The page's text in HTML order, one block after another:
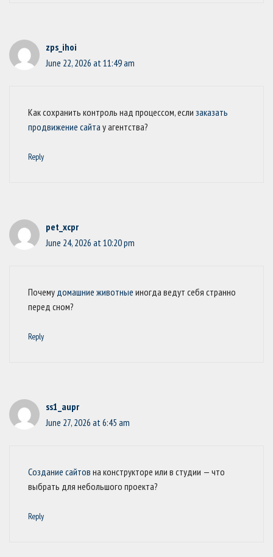
zps_ihoi
June 22, 2026 at 11:49 am
Как сохранить контроль над процессом, если заказать
продвижение сайта у агентства?
Reply
pet_xcpr
June 24, 2026 at 10:20 pm
Почему домашние животные иногда ведут себя странно
перед сном?
Reply
ss1_aupr
June 27, 2026 at 6:45 am
Создание сайтов на конструкторе или в студии — что
выбрать для небольшого проекта?
Reply